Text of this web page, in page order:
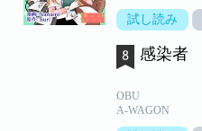
試し読み
感染者
OBU
A-WAGON